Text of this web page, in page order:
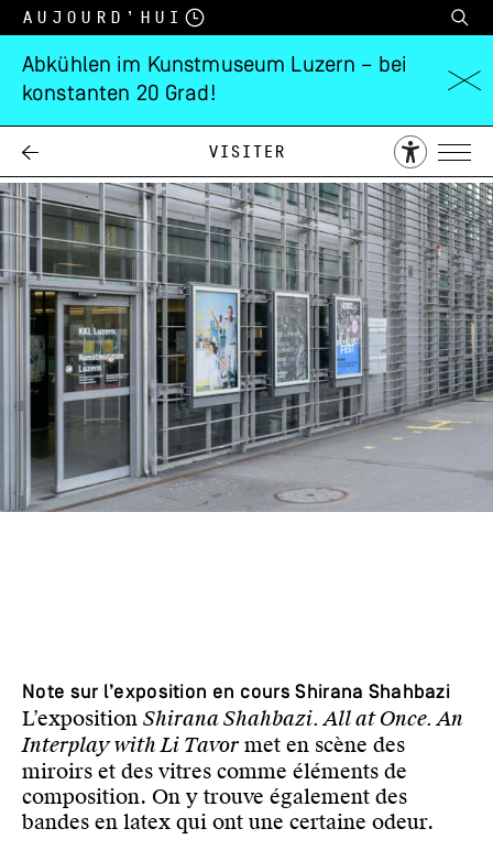
Aujourd’hui
Abkühlen im Kunstmuseum Luzern – bei
konstanten 20 Grad!
Visiter
ACCESSIBILITÉ
Note sur l’exposition en cours Shirana Shahbazi
L’exposition Shirana Shahbazi. All at Once. An
Interplay with Li Tavor met en scène des
miroirs et des vitres comme éléments de
composition. On y trouve également des
bandes en latex qui ont une certaine odeur.